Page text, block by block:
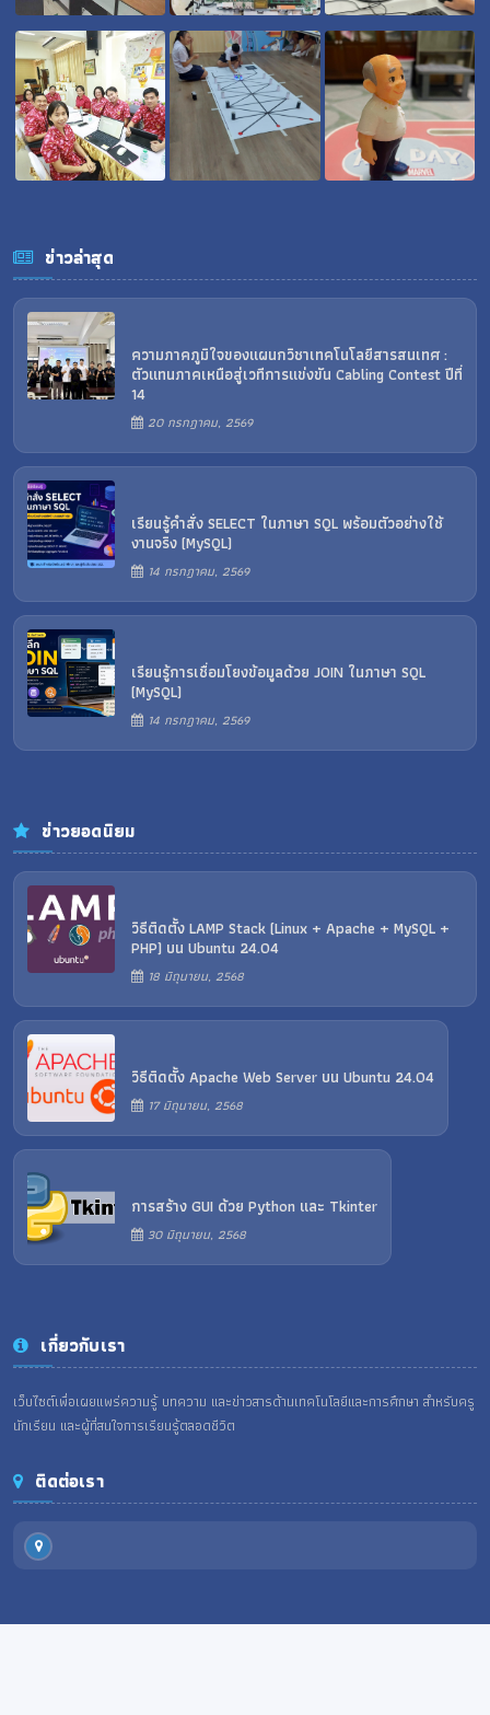
ข่าวล่าสุด
ความภาคภูมิใจของแผนกวิชาเทคโนโลยีสารสนเทศ :
ตัวแทนภาคเหนือสู่เวทีการแข่งขัน Cabling Contest ปีที่
14
20 กรกฎาคม, 2569
เรียนรู้คำสั่ง SELECT ในภาษา SQL พร้อมตัวอย่างใช้
งานจริง (MySQL)
14 กรกฎาคม, 2569
เรียนรู้การเชื่อมโยงข้อมูลด้วย JOIN ในภาษา SQL
(MySQL)
14 กรกฎาคม, 2569
ข่าวยอดนิยม
วิธีติดตั้ง LAMP Stack (Linux + Apache + MySQL +
PHP) บน Ubuntu 24.04
18 มิถุนายน, 2568
วิธีติดตั้ง Apache Web Server บน Ubuntu 24.04
17 มิถุนายน, 2568
การสร้าง GUI ด้วย Python และ Tkinter
30 มิถุนายน, 2568
เกี่ยวกับเรา
เว็บไซต์เพื่อเผยแพร่ความรู้ บทความ และข่าวสารด้านเทคโนโลยีและการศึกษา สำหรับครู
นักเรียน และผู้ที่สนใจการเรียนรู้ตลอดชีวิต
ติดต่อเรา